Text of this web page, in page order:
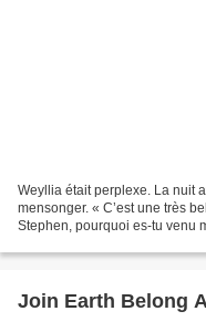
Weyllia était perplexe. La nuit
mensonger. « C’est une très
Stephen, pourquoi es-tu venu
Join Earth Belong